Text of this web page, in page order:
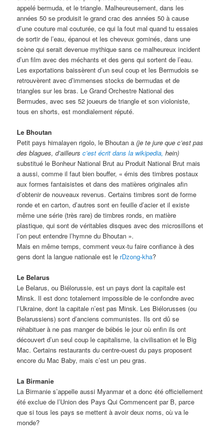
appelé bermuda, et le triangle. Malheureusement, dans les
années 50 se produisit le grand crac des années 50 à cause
d’une couture mal couturée, ce qui la fout mal quand tu essaies
de sortir de l’eau, épanoui et les cheveux gominés, dans une
scène qui serait devenue mythique sans ce malheureux incident
d’un film avec des méchants et des gens qui sortent de l’eau.
Les exportations baissèrent d’un seul coup et les Bermudois se
retrouvèrent avec d’immenses stocks de bermudas et de
triangles sur les bras. Le Grand Orchestre National des
Bermudes, avec ses 52 joueurs de triangle et son violoniste,
tous en shorts, est mondialement réputé.
Le Bhoutan
Petit pays himalayen rigolo, le Bhoutan a(je te jure que c’est pas
des blagues, d’ailleursc’est écrit dans la wikipedia, hein)
substitué le Bonheur National Brut au Produit National Brut mais
a aussi, comme il faut bien bouffer, « émis des timbres postaux
aux formes fantaisistes et dans des matières originales afin
d’obtenir de nouveaux revenus. Certains timbres sont de forme
ronde et en carton, d’autres sont en feuille d’acier et il existe
même une série (très rare) de timbres ronds, en matière
plastique, qui sont de véritables disques avec des microsillons et
l’on peut entendre l’hymne du Bhoutan ».
Mais en même temps, comment veux-tu faire confiance à des
gens dont la langue nationale est le rDzong-kha?
Le Belarus
Le Belarus, ou Biélorussie, est un pays dont la capitale est
Minsk. Il est donc totalement impossible de le confondre avec
l’Ukraine, dont la capitale n’est pas Minsk. Les Biélorusses (ou
Belarussiens) sont d’anciens communistes. Ils ont dû se
réhabituer à ne pas manger de bébés le jour où enfin ils ont
découvert d’un seul coup le capitalisme, la civilisation et le Big
Mac. Certains restaurants du centre-ouest du pays proposent
encore du Mac Baby, mais c’est un peu gras.
La Birmanie
La Birmanie s’appelle aussi Myanmar et a donc été officiellement
été exclue de l’Union des Pays Qui Commencent par B, parce
que si tous les pays se mettent à avoir deux noms, où va le
monde?